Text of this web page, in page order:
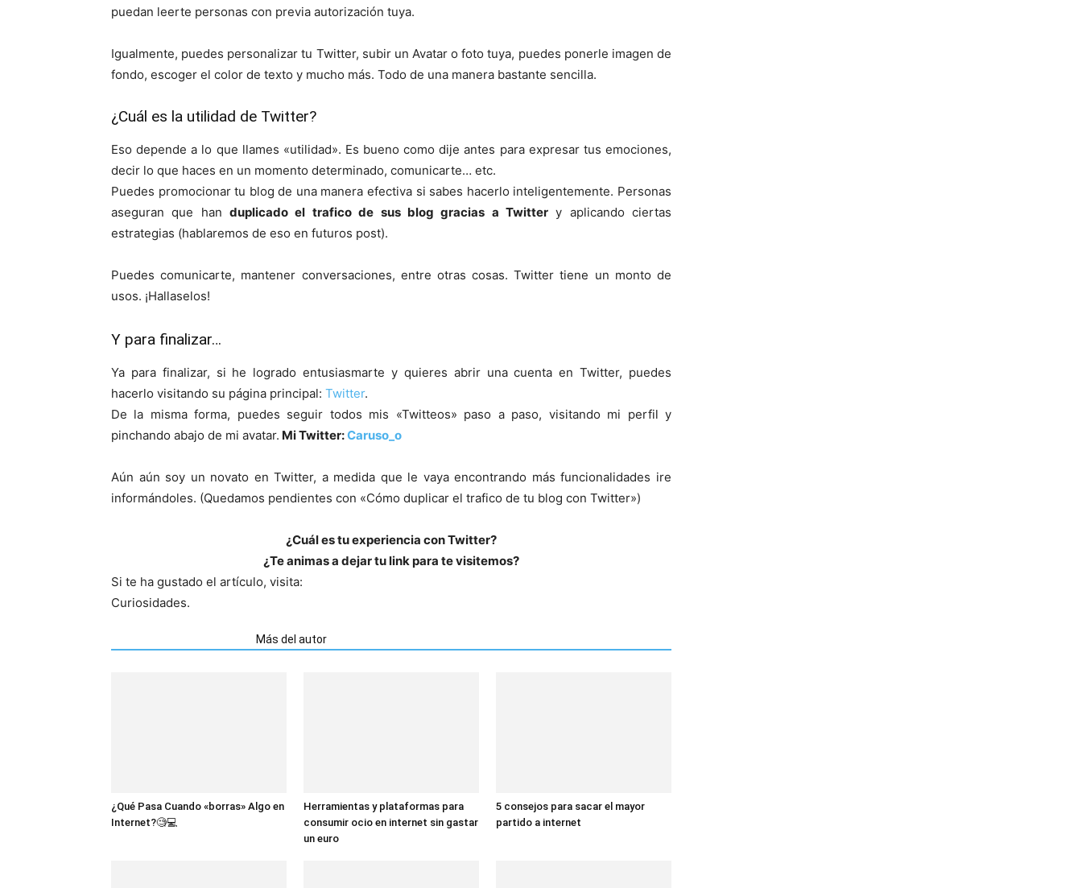
puedan leerte personas con previa autorización tuya.
Igualmente, puedes personalizar tu Twitter, subir un Avatar o foto tuya, puedes ponerle imagen de
fondo, escoger el color de texto y mucho más. Todo de una manera bastante sencilla.
¿Cuál es la utilidad de Twitter?
Eso depende a lo que llames «utilidad». Es bueno como dije antes para expresar tus emociones,
decir lo que haces en un momento determinado, comunicarte… etc.
Puedes promocionar tu blog de una manera efectiva si sabes hacerlo inteligentemente. Personas
aseguran que handuplicado el trafico de sus blog gracias a Twittery aplicando ciertas
estrategias (hablaremos de eso en futuros post).
Puedes comunicarte, mantener conversaciones, entre otras cosas. Twitter tiene un monto de
usos. ¡Hallaselos!
Y para finalizar…
Ya para finalizar, si he logrado entusiasmarte y quieres abrir una cuenta en Twitter, puedes
hacerlo visitando su página principal: Twitter.
De la misma forma, puedes seguir todos mis «Twitteos» paso a paso, visitando mi perfil y
pinchando abajo de mi avatar. Mi Twitter:Caruso_o
Aún aún soy un novato en Twitter, a medida que le vaya encontrando más funcionalidades ire
informándoles. (Quedamos pendientes con «Cómo duplicar el trafico de tu blog con Twitter»)
¿Cuál es tu experiencia con Twitter?
¿Te animas a dejar tu link para te visitemos?
Si te ha gustado el artículo, visita:
Curiosidades.
Más del autor
¿Qué Pasa Cuando «borras» Algo en
Internet?🧐💻
Herramientas y plataformas para
consumir ocio en internet sin gastar
un euro
5 consejos para sacar el mayor
partido a internet